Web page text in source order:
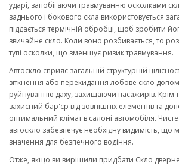
ударі, запобігаючи травмуванню осколками
заднього і бокового скла використовується
піддається термічній обробці, щоб зробити
звичайне скло. Коли воно розбивається, то
тупі осколки, що зменшує ризик травмування.
Автоскло сприяє загальній структурній
зіткнення або перекидання лобове скло
руйнуванню даху, захищаючи пасажирів. Крім
захисний бар'єр від зовнішніх елементів та
оптимальний клімат в салоні автомобіля.
автоскло забезпечує необхідну видимість, що
значення для безпечного водіння.
Отже, якщо ви вирішили придбати Скло